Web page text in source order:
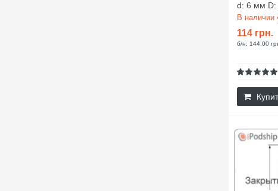
d: 6 мм
В наличии
114 грн.
б/н: 144,00